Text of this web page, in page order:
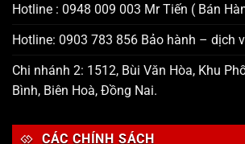
Hotline : 0948 009 003 Mr Tiến ( Bán
Hotline: 0903 783 856 Bảo hành – dịch
Chi nhánh 2: 1512, Bùi Văn Hòa, Khu
Bình, Biên Hoà, Đồng Nai.
CÁC CHÍNH SÁCH